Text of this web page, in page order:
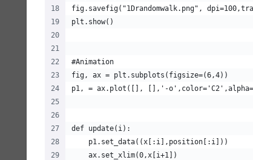
fig.savefig("1Drandomwalk.png",
plt.show()
#Animation
fig, ax = plt.subplots(figsize=(6,4))
p1, = ax.plot([], [],'-
def update(i):
    p1.set_data((x[:i],position[:i]))
    ax.set_xlim(0,x[i+1])